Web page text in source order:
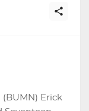
Erick